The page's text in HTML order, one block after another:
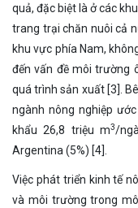
quả, đặc biệt là ở các
trang trại chăn nuôi cả
khu vực phía Nam,
đến vấn đề môi trường
quá trình sản xuất [3].
ngành nông nghiệp
khẩu 26,8 triệu m3/
Argentina (5%) [4].
Việc phát triển kinh tế
và môi trường trong